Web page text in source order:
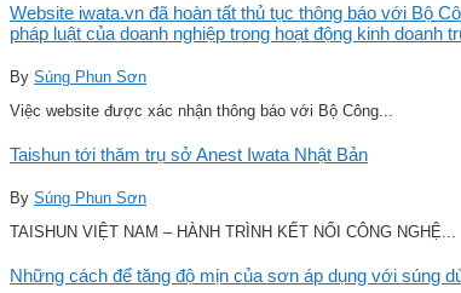
Website iwata.vn đã hoàn tất thủ tục thông báo với Bộ
pháp luật của doanh nghiệp trong hoạt động kinh doanh
By Súng Phun Sơn
Việc website được xác nhận thông báo với Bộ Công...
Taishun tới thăm trụ sở Anest Iwata Nhật Bản
By Súng Phun Sơn
TAISHUN VIỆT NAM – HÀNH TRÌNH KẾT NỐI CÔNG NGHỆ...
Những cách để tăng độ mịn của sơn áp dụng với súng